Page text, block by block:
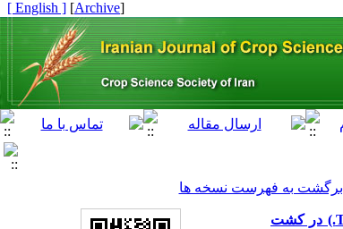
[
Archive
]
[ English ]
برگشت به فهرست نسخه ها
اثر مصرف کود دامی بر عملکرد و کیفیت علوفه جو (Hordeum vulgare L.) و شنبلیله (Trigonella foenum-graecum L.) در کشت